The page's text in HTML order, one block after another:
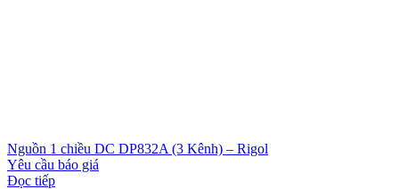
Nguồn 1 chiều DC DP832A (3 Kênh) – Rigol
Yêu cầu báo giá
Đọc tiếp